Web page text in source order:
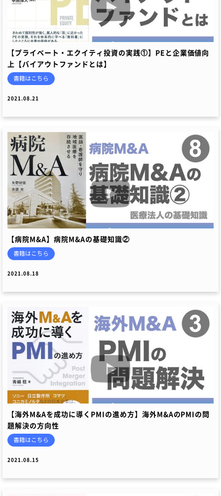
【プライベート・エクイティ投資の実践①】PEと企業価値向
上【バイアウトファンドとは】
書籍はこちら
2021.08.21
【病院M&A】病院M&Aの基礎知識②
書籍はこちら
2021.08.18
【海外M&Aを成功に導くPMIの進め方】海外M&AのPMIの問
題解決の方向性
書籍はこちら
2021.08.15